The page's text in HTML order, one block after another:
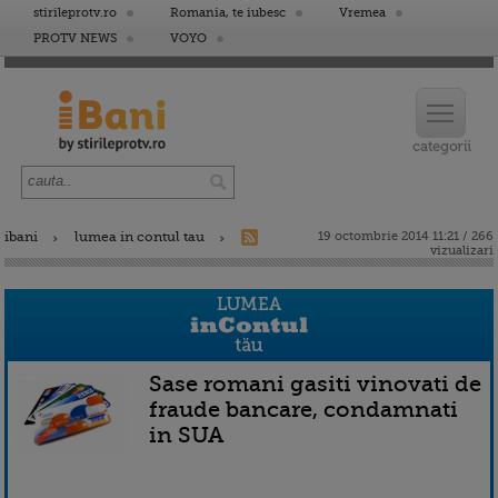
stirileprotv.ro Romania, te iubesc
Vremea
PROTV NEWS
VOYO
ibani lumea in contul tau
19 octombrie 2014 11:21 / 266
vizualizari
Sase romani gasiti vinovati de
fraude bancare, condamnati
in SUA